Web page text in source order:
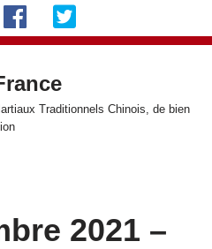
Traditionnels Chinois, de bien
2021 –